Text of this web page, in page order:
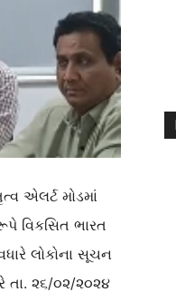
એલર્ટ મોડમાં
વિકસિત ભારત
લોકોના સૂચન
તા. ૨૬/૦૨/૨૦૨૪